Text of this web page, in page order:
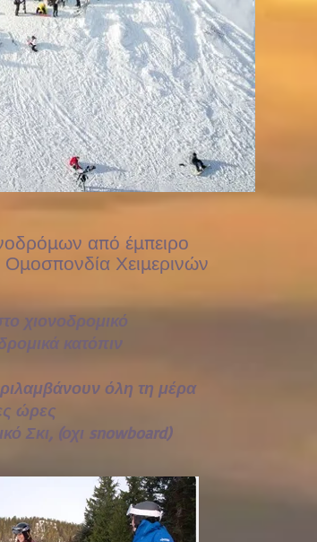
από έμπειρο
Χειμερινών
χιονοδρομικό
κατόπιν
όλη τη μέρα
ώρες
Σκι, (οχι snowboard)